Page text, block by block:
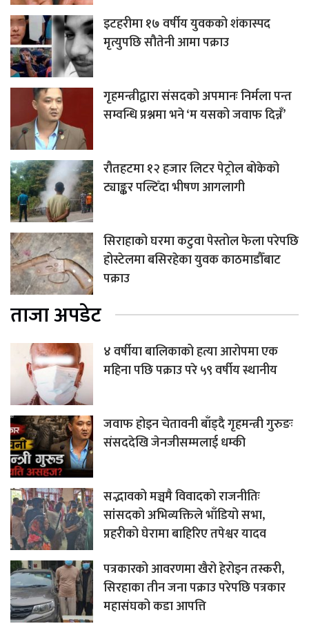
इटहरीमा १७ वर्षीय युवकको शंकास्पद
मृत्युपछि सौतेनी आमा पक्राउ
गृहमन्त्रीद्वारा संसदको अपमानः निर्मला पन्त
सम्वन्धि प्रश्नमा भने ‘म यसको जवाफ दिन्नँ’
रौतहटमा १२ हजार लिटर पेट्रोल बोकेको
ट्याङ्कर पल्टिँदा भीषण आगलागी
सिराहाको घरमा कटुवा पेस्तोल फेला परेपछि
होस्टेलमा बसिरहेका युवक काठमाडौँबाट
पक्राउ
ताजा अपडेट
४ वर्षीया बालिकाको हत्या आरोपमा एक
महिना पछि पक्राउ परे ५९ वर्षीय स्थानीय
जवाफ होइन चेतावनी बाँड्दै गृहमन्त्री गुरुङः
संसददेखि जेनजीसम्मलाई धम्की
सद्भावको मञ्चमै विवादको राजनीतिः
सांसदको अभिव्यक्तिले भाँडियो सभा,
प्रहरीको घेरामा बाहिरिए तपेश्वर यादव
पत्रकारको आवरणमा खैरो हेरोइन तस्करी,
सिरहाका तीन जना पक्राउ परेपछि पत्रकार
महासंघको कडा आपत्ति